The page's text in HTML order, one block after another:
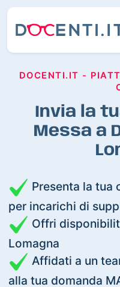
DOCENTI.IT -
Invia la
Messa a
Presenta la tua
per incarichi di
Offri
Lomagna
Affidati a un
alla tua domanda